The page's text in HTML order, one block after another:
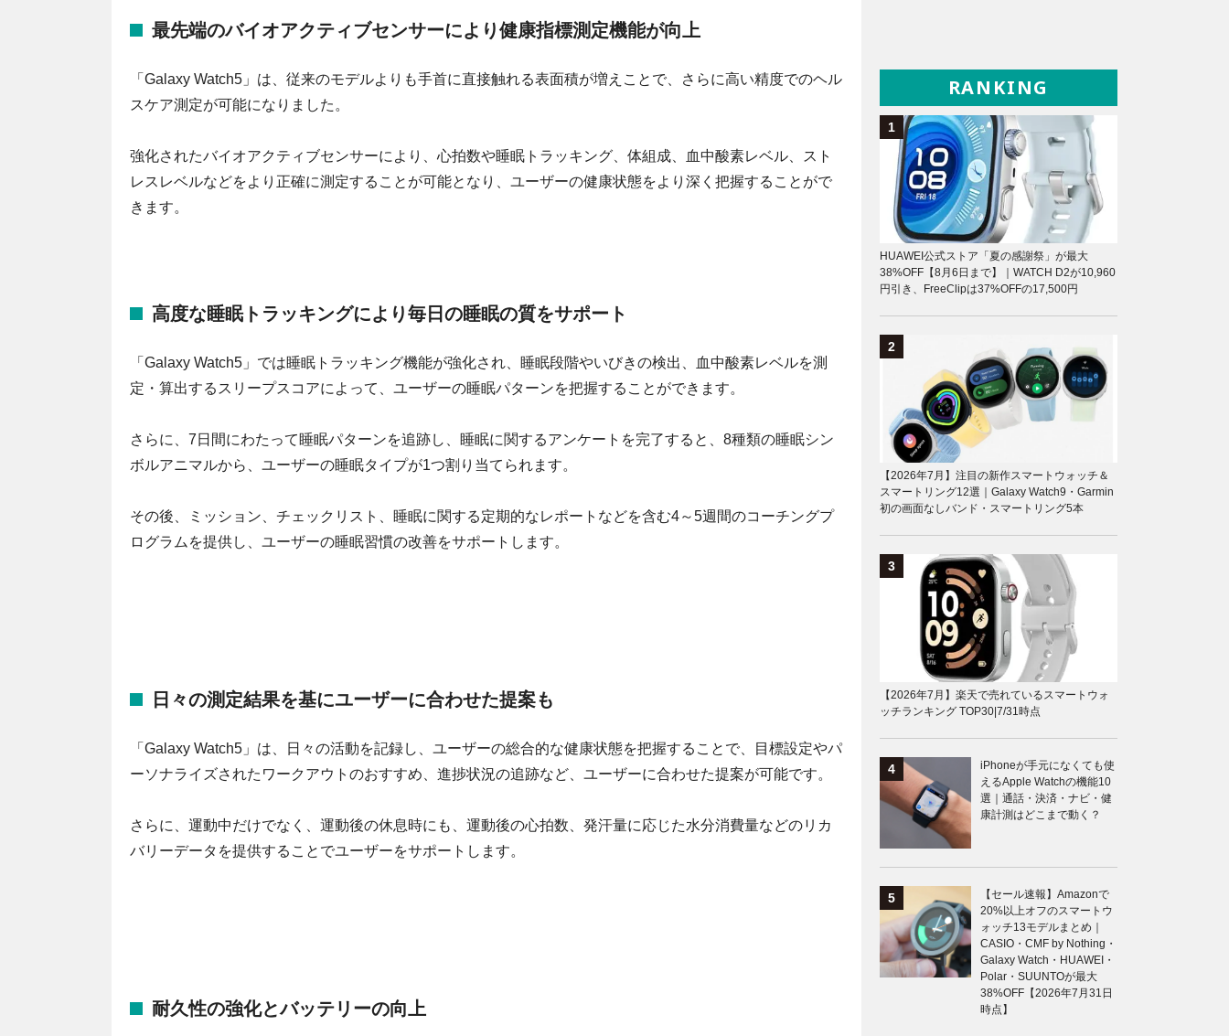
最先端のバイオアクティブセンサーにより健康指標測定機能が向上
「Galaxy Watch5」は、従来のモデルよりも手首に直接触れる表面積が増えことで、さらに高い精度でのヘル
スケア測定が可能になりました。
強化されたバイオアクティブセンサーにより、心拍数や睡眠トラッキング、体組成、血中酸素レベル、スト
レスレベルなどをより正確に測定することが可能となり、ユーザーの健康状態をより深く把握することがで
きます。
高度な睡眠トラッキングにより毎日の睡眠の質をサポート
「Galaxy Watch5」では睡眠トラッキング機能が強化され、睡眠段階やいびきの検出、血中酸素レベルを測
定・算出するスリープスコアによって、ユーザーの睡眠パターンを把握することができます。
さらに、7日間にわたって睡眠パターンを追跡し、睡眠に関するアンケートを完了すると、8種類の睡眠シン
ボルアニマルから、ユーザーの睡眠タイプが1つ割り当てられます。
その後、ミッション、チェックリスト、睡眠に関する定期的なレポートなどを含む4～5週間のコーチングプ
ログラムを提供し、ユーザーの睡眠習慣の改善をサポートします。
日々の測定結果を基にユーザーに合わせた提案も
「Galaxy Watch5」は、日々の活動を記録し、ユーザーの総合的な健康状態を把握することで、目標設定やパ
ーソナライズされたワークアウトのおすすめ、進捗状況の追跡など、ユーザーに合わせた提案が可能です。
さらに、運動中だけでなく、運動後の休息時にも、運動後の心拍数、発汗量に応じた水分消費量などのリカ
バリーデータを提供することでユーザーをサポートします。
耐久性の強化とバッテリーの向上
RANKING
HUAWEI公式ストア「夏の感謝祭」が最大
38%OFF【8月6日まで】｜WATCH D2が10,960
円引き、FreeClipは37%OFFの17,500円
【2026年7月】注目の新作スマートウォッチ＆
スマートリング12選｜Galaxy Watch9・Garmin
初の画面なしバンド・スマートリング5本
【2026年7月】楽天で売れているスマートウォ
ッチランキング TOP30|7/31時点
iPhoneが手元になくても使
えるApple Watchの機能10
選｜通話・決済・ナビ・健
康計測はどこまで動く？
【セール速報】Amazonで
20%以上オフのスマートウ
ォッチ13モデルまとめ｜
CASIO・CMF by Nothing・
Galaxy Watch・HUAWEI・
Polar・SUUNTOが最大
38%OFF【2026年7月31日
時点】